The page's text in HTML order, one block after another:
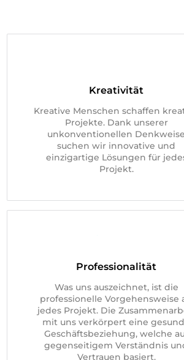
Kreativität
Kreative Menschen schaffen
Projekte. Dank unserer
unkonventionellen Denkweise
suchen wir innovative und
einzigartige Lösungen für
Projekt.
Professionalität
Was uns auszeichnet, ist die
professionelle Vorgehensweise
jedes Projekt. Die
mit uns verkörpert eine
Geschäftsbeziehung, welche
gegenseitigem Verständnis
Vertrauen basiert.